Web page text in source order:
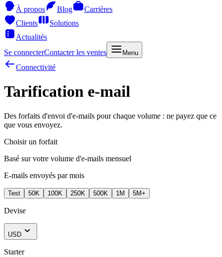
À propos
Blog
Carrières
Clients
Solutions
Actualités
Se connecterContacter les ventes Menu
Connectivité
Tarification e-mail
Des forfaits d'envoi d'e-mails pour chaque volume : ne payez que ce
que vous envoyez.
Choisir un forfait
Basé sur votre volume d'e-mails mensuel
E-mails envoyés par mois
Test 50K 100K 250K 500K 1M 5M+
Devise
USD
Starter